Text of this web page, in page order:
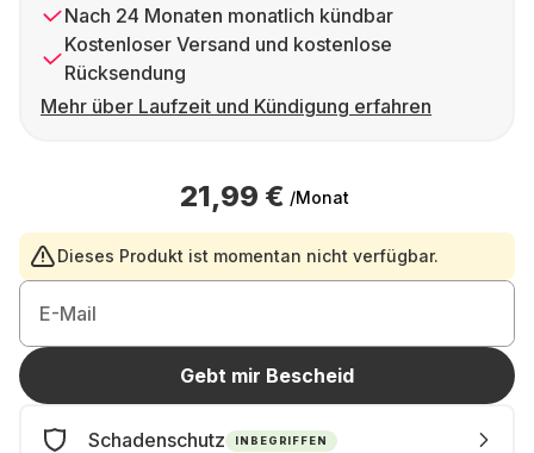
Nach 24 Monaten monatlich kündbar
Kostenloser Versand und kostenlose
Rücksendung
Mehr über Laufzeit und Kündigung erfahren
21,99 € /Monat
Dieses Produkt ist momentan nicht verfügbar.
E-Mail
Gebt mir Bescheid
Schadenschutz INBEGRIFFEN